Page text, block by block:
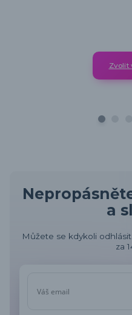
Zvolit
a
Můžete se kdykoli
za